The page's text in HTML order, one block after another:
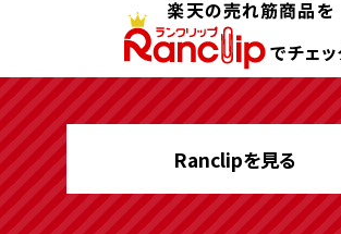
Ranclipを見る